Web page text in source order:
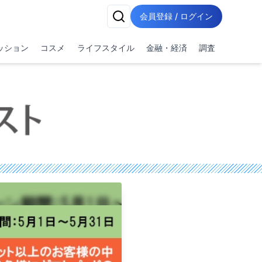
会員登録 / ログイン
ション コスメ ライフスタイル 金融・経済 調査